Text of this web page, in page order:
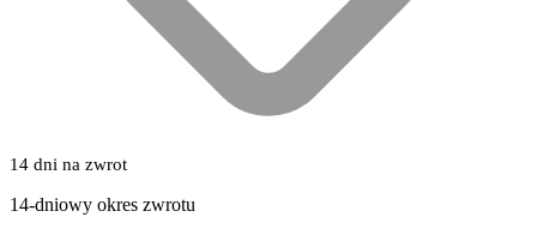
14 dni na zwrot
14-dniowy okres zwrotu